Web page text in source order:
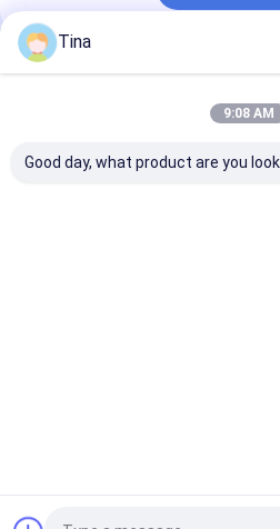
Le Nostre Categorie
Tina
9:08 AM
Good day, what product are you